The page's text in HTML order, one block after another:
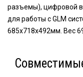
разъемы), цифровой
для работы с GLM
685х718х492мм. Вес